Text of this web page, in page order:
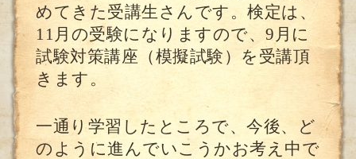
めてきた受講生さんです。検定は、
11月の受験になりますので、9月に
試験対策講座（模擬試験）を受講頂
きます。
一通り学習したところで、今後、ど
のように進んでいこうかお考え中で